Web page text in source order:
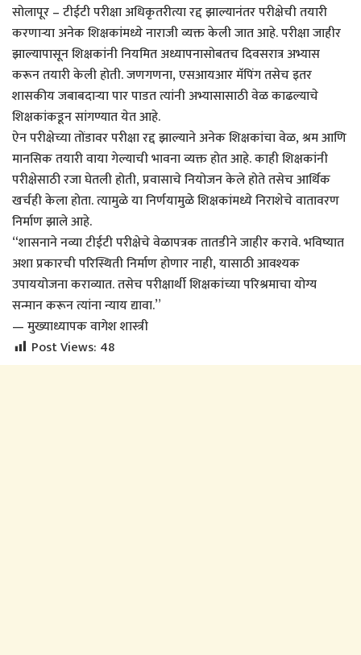
सोलापूर – टीईटी परीक्षा अधिकृतरीत्या रद्द झाल्यानंतर परीक्षेची तयारी
करणाऱ्या अनेक शिक्षकांमध्ये नाराजी व्यक्त केली जात आहे. परीक्षा जाहीर
झाल्यापासून शिक्षकांनी नियमित अध्यापनासोबतच दिवसरात्र अभ्यास
करून तयारी केली होती. जणगणना, एसआयआर मॅपिंग तसेच इतर
शासकीय जबाबदाऱ्या पार पाडत त्यांनी अभ्यासासाठी वेळ काढल्याचे
शिक्षकांकडून सांगण्यात येत आहे.
ऐन परीक्षेच्या तोंडावर परीक्षा रद्द झाल्याने अनेक शिक्षकांचा वेळ, श्रम आणि
मानसिक तयारी वाया गेल्याची भावना व्यक्त होत आहे. काही शिक्षकांनी
परीक्षेसाठी रजा घेतली होती, प्रवासाचे नियोजन केले होते तसेच आर्थिक
खर्चही केला होता. त्यामुळे या निर्णयामुळे शिक्षकांमध्ये निराशेचे वातावरण
निर्माण झाले आहे.
“शासनाने नव्या टीईटी परीक्षेचे वेळापत्रक तातडीने जाहीर करावे. भविष्यात
अशा प्रकारची परिस्थिती निर्माण होणार नाही, यासाठी आवश्यक
उपाययोजना कराव्यात. तसेच परीक्षार्थी शिक्षकांच्या परिश्रमाचा योग्य
सन्मान करून त्यांना न्याय द्यावा.”
— मुख्याध्यापक वागेश शास्त्री
Post Views: 48